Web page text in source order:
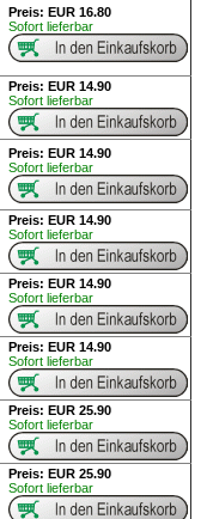
Preis: EUR 16.80
Sofort lieferbar
Preis: EUR 14.90
Sofort lieferbar
Preis: EUR 14.90
Sofort lieferbar
Preis: EUR 14.90
Sofort lieferbar
Preis: EUR 14.90
Sofort lieferbar
Preis: EUR 14.90
Sofort lieferbar
Preis: EUR 25.90
Sofort lieferbar
Preis: EUR 25.90
Sofort lieferbar